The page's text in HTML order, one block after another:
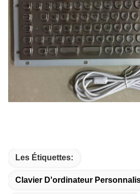
Les Étiquettes:
Clavier D'ordinateur